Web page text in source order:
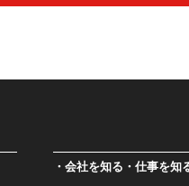
会社を知る・仕事を知